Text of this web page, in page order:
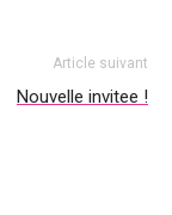
Article suivant
Nouvelle invitee !